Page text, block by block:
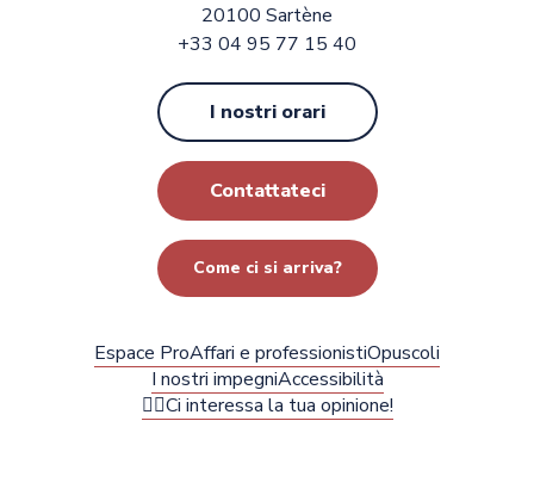
20100 Sartène
+33 04 95 77 15 40
I nostri orari
Contattateci
Come ci si arriva?
Espace ProAffari e professionistiOpuscoli
I nostri impegniAccessibilità
✍🏻Ci interessa la tua opinione!